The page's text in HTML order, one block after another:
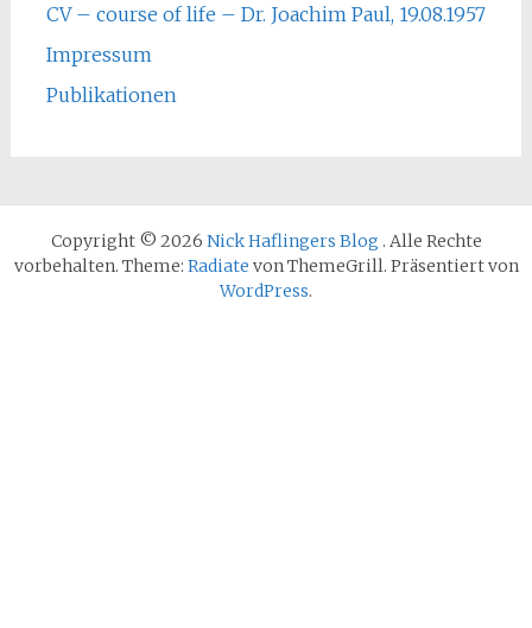
CV – course of life – Dr. Joachim Paul, 19.08.1957
Impressum
Publikationen
Copyright © 2026 Nick Haflingers Blog . Alle Rechte
vorbehalten. Theme: Radiate von ThemeGrill. Präsentiert von
WordPress.